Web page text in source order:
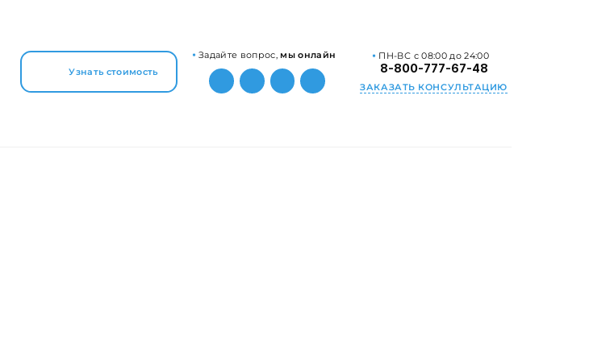
Узнать стоимость
Задайте вопрос, мы онлайн ПН-ВС с 08:00 до 24:00
8-800-777-67-48
ЗАКАЗАТЬ КОНСУЛЬТАЦИЮ